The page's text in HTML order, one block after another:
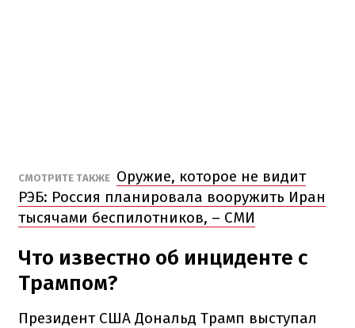
СМОТРИТЕ ТАКЖЕ Оружие, которое не видит
РЭБ: Россия планировала вооружить Иран
тысячами беспилотников, – СМИ
Что известно об инциденте с
Трампом?
Президент США Дональд Трамп выступал